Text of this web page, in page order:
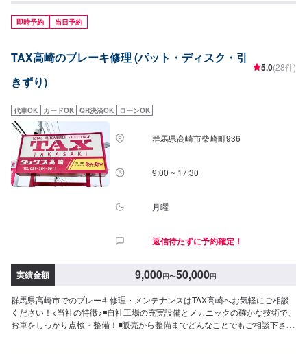
備士による点検・メンテナンス、クルマのパーツ交換や取り付け・カスタム
など様々なサービスを展開しており、すべてにおいてクルマに精通したスタ
ッフよりお客様へ丁寧な説明を行うことを心がけています。-----------------------
見積りにご納得いただければ作業開始【4】仕上がり次第納車〈納期につい
て〉通常1~2日程度で納車いたします！車種や状態などにより作業内容が異
なる場合、納期が表示目安より変更となる場合がございます。〈パーツ持ち
ーツの詳細をご入力ください。〈代車について〉無料の代車ご用意しており
ます！愛車の作業中は代車をご利用ください！※代車の燃料代はお客様にご負
担いただいております。【定休日・営業時間】定休日：不定休営業時間：
9:00~18:00
即時予約 当日予約
TAX高崎のブレーキ修理 (パット・ディスク・引
きずり)
5.0(28件)
代車OK カードOK QR決済OK ローンOK
群馬県高崎市柴崎町936
9:00 ~ 17:30
月曜
返信待たずに予約確定！
実績金額 9,000円〜50,000円
群馬県高崎市でのブレーキ修理・メンテナンスはTAX高崎へお気軽にご相談
ください！<当社の特徴>◾自社工場の充実設備とメカニックの確かな技術で、
お車をしっかり点検・整備！◾販売から整備までどんなことでもご相談下さ